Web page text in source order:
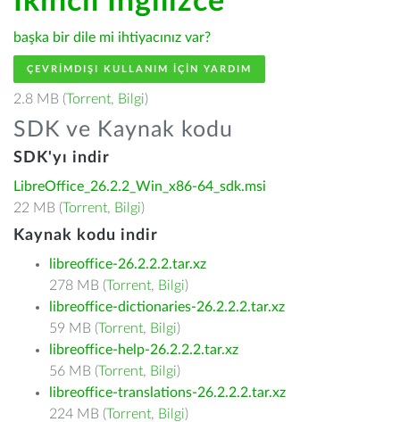
başka bir dile mi ihtiyacınız var?
ÇEVRIMDIŞI KULLANIM IÇIN YARDIM
2.8 MB (Torrent, Bilgi)
SDK ve Kaynak kodu
SDK'yı indir
LibreOffice_26.2.2_Win_x86-64_sdk.msi
22 MB (Torrent, Bilgi)
Kaynak kodu indir
libreoffice-26.2.2.2.tar.xz
278 MB (Torrent, Bilgi)
libreoffice-dictionaries-26.2.2.2.tar.xz
59 MB (Torrent, Bilgi)
libreoffice-help-26.2.2.2.tar.xz
56 MB (Torrent, Bilgi)
libreoffice-translations-26.2.2.2.tar.xz
224 MB (Torrent, Bilgi)